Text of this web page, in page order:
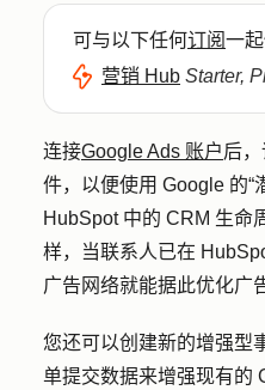
可与以下任何订阅一
营销 Hub Starter,
连接Google Ads 账户后
件，以便使用 Google 的“
HubSpot 中的 CRM 生命
样，当联系人已在
广告网络就能据此优化广
您还可以创建新的增强型
单提交数据来增强现有的